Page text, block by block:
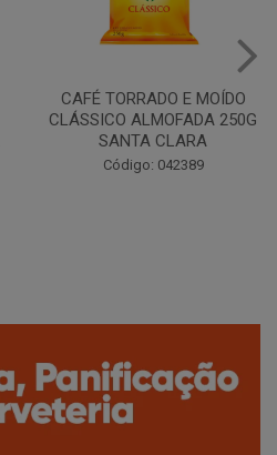
Copo Plástico Branco 180ml
Pacote c/100 - Cristalcopo
Código: 031413